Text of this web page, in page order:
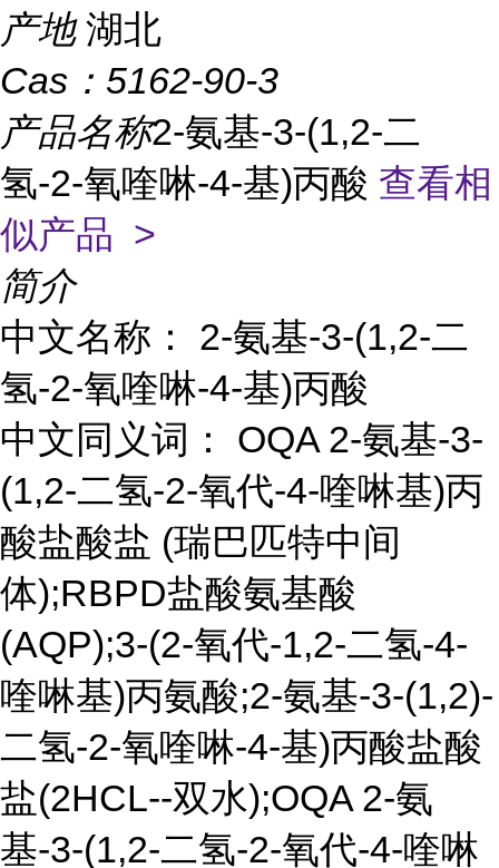
产地 湖北
Cas： 5162-90-3
产品名称2-氨基-3-(1,2-二
氢-2-氧喹啉-4-基)丙酸 查看相
似产品 >
简介
中文名称： 2-氨基-3-(1,2-二
氢-2-氧喹啉-4-基)丙酸
中文同义词： OQA 2-氨基-3-
(1,2-二氢-2-氧代-4-喹啉基)丙
酸盐酸盐 (瑞巴匹特中间
体);RBPD盐酸氨基酸
(AQP);3-(2-氧代-1,2-二氢-4-
喹啉基)丙氨酸;2-氨基-3-(1,2)-
二氢-2-氧喹啉-4-基)丙酸盐酸
盐(2HCL--双水);OQA 2-氨
基-3-(1,2-二氢-2-氧代-4-喹啉